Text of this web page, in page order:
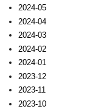
2024-05
2024-04
2024-03
2024-02
2024-01
2023-12
2023-11
2023-10